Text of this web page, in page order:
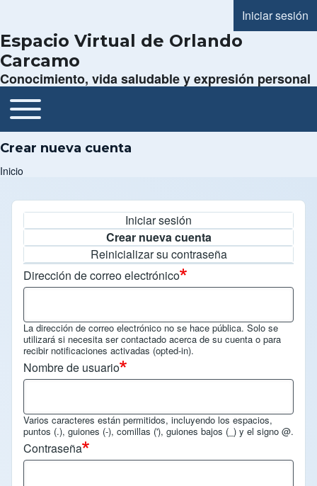
Menú de
Iniciar sesión
Espacio Virtual de Orlando
Carcamo
Conocimiento, vida saludable y expresión personal
Navegación principal
Toggle main menu
Crear nueva cuenta
Inicio
Solapas principales
Iniciar sesión
Crear nueva cuenta
Reinicializar su contraseña
Dirección de correo electrónico
La dirección de correo electrónico no se hace pública. Solo se
utilizará si necesita ser contactado acerca de su cuenta o para
recibir notificaciones activadas (opted-in).
Nombre de usuario
Varios caracteres están permitidos, incluyendo los espacios,
puntos (.), guiones (-), comillas ('), guiones bajos (_) y el signo @.
Contraseña